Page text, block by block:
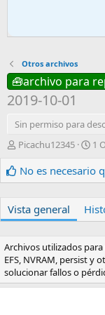
Otros archivos
🧰archivo para
2019-10-01
Sin permiso para
A
t
o
Picachu12345
F
c
h
d
e
r
e
a
c
1
No es necesario
Vista general
Archivos utilizados
EFS, NVRAM, persist y
solucionar fallos o